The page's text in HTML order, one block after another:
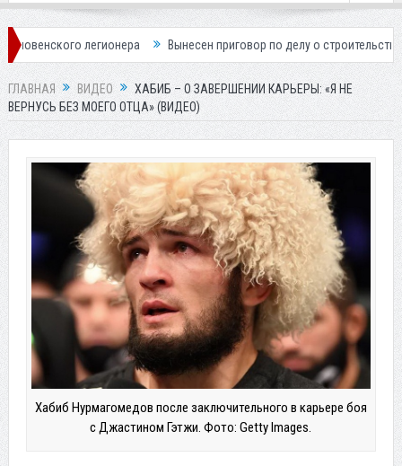
Вынесен приговор по делу о строительстве гостиницы у
ГЛАВНАЯ ВИДЕО
ХАБИБ – О ЗАВЕРШЕНИИ КАРЬЕРЫ: «Я НЕ
ВЕРНУСЬ БЕЗ МОЕГО ОТЦА» (ВИДЕО)
Хабиб Нурмагомедов после заключительного в карьере боя
с Джастином Гэтжи. Фото: Getty Images.